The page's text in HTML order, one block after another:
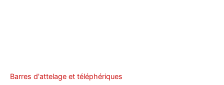
Barres d'attelage et téléphériques